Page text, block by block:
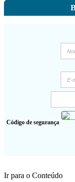
Código de segurança
Ir para o Conteúdo